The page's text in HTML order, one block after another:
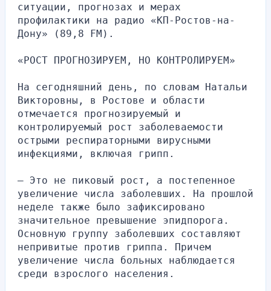
ситуации, прогнозах и мерах
профилактики на радио «КП-Ростов-на-
Дону» (89,8 FM).
«РОСТ ПРОГНОЗИРУЕМ, НО КОНТРОЛИРУЕМ»
На сегодняшний день, по словам Натальи
Викторовны, в Ростове и области
отмечается прогнозируемый и
контролируемый рост заболеваемости
острыми респираторными вирусными
инфекциями, включая грипп.
— Это не пиковый рост, а постепенное
увеличение числа заболевших. На прошлой
неделе также было зафиксировано
значительное превышение эпидпорога.
Основную группу заболевших составляют
непривитые против гриппа. Причем
увеличение числа больных наблюдается
среди взрослого населения.